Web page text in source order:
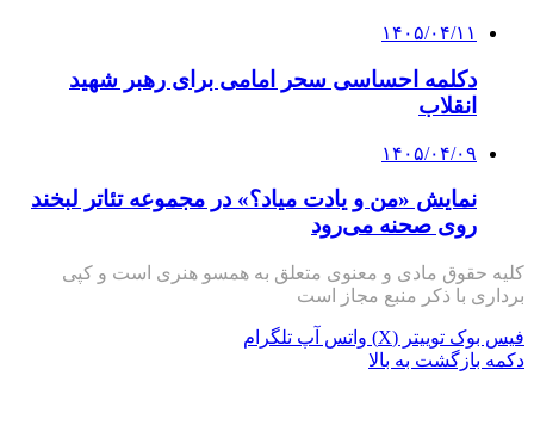
۱۴۰۵/۰۴/۱۱
دکلمه‌ احساسی سحر امامی برای رهبر شهید
انقلاب
۱۴۰۵/۰۴/۰۹
نمایش «من و یادت میاد؟» در مجموعه تئاتر لبخند
روی صحنه می‌رود
کلیه حقوق مادی و معنوی متعلق به همسو هنری است و کپی
برداری با ذکر منبع مجاز است
فیس بوک توییتر (X) واتس آپ تلگرام
دکمه بازگشت به بالا